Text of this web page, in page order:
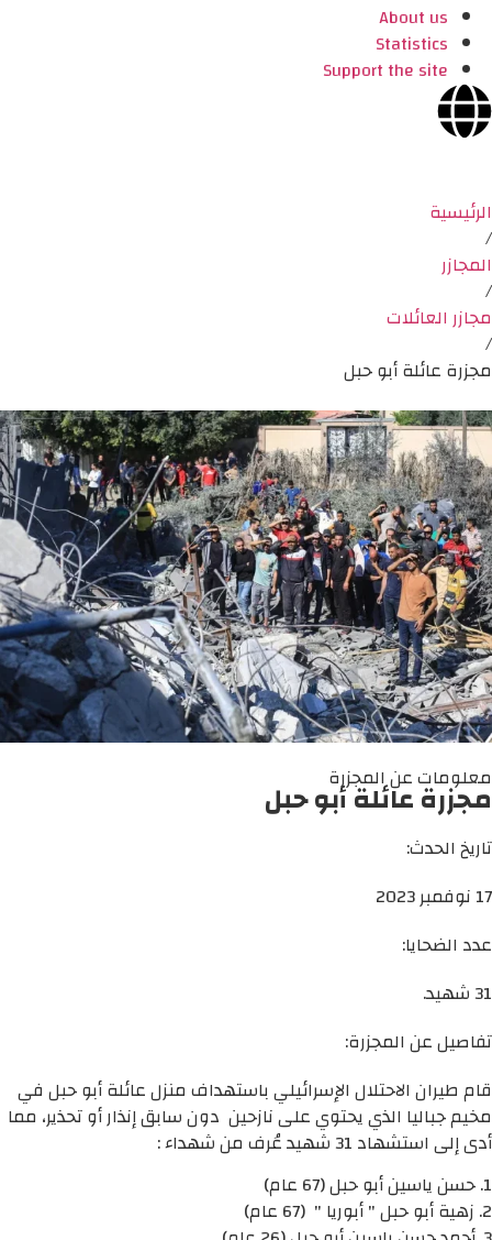
About us
Statistics
Support the site
الرئيسية
/
المجازر
/
مجازر العائلات
/
مجزرة عائلة أبو حبل
معلومات عن المجزرة
مجزرة عائلة أبو حبل
تاريخ الحدث:
17 نوفمبر 2023
عدد الضحايا:
31 شهيد.
تفاصيل عن المجزرة:
قام طيران الاحتلال الإسرائيلي باستهداف منزل عائلة أبو حبل في
مخيم جباليا الذي يحتوي على نازحين دون سابق إنذار أو تحذير، مما
أدى إلى استشهاد 31 شهيد عُرف من شهداء :
1. حسن ياسين أبو حبل (67 عام)
2. زهية أبو حبل " أبوريا " (67 عام)